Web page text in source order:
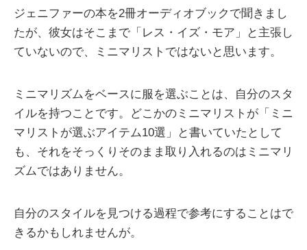
ジェニファーの本を2冊オーディオブックで聞きまし
たが、彼女はそこまで「レス・イズ・モア」と主張し
ていないので、ミニマリストではないと思います。
ミニマリズムをベースに服を選ぶことは、自分のスタ
イルを持つことです。どこかのミニマリストが「ミニ
マリストが選ぶアイテム10選」と書いていたとして
も、それをそっくりそのまま取り入れるのはミニマリ
ズムではありません。
自分のスタイルを見つける過程で参考にすることはで
きるかもしれませんが。